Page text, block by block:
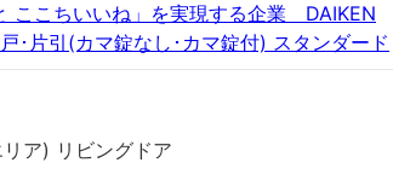
ここちいいね」を実現する企業 DAIKEN
･片引(カマ錠なし･カマ錠付) スタンダード
ア) リビングドア